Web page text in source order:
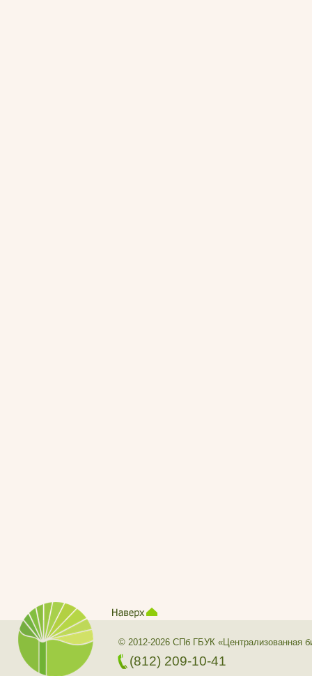
© 2012-2026 СПб ГБУК «Централизованная
(812) 209-10-41